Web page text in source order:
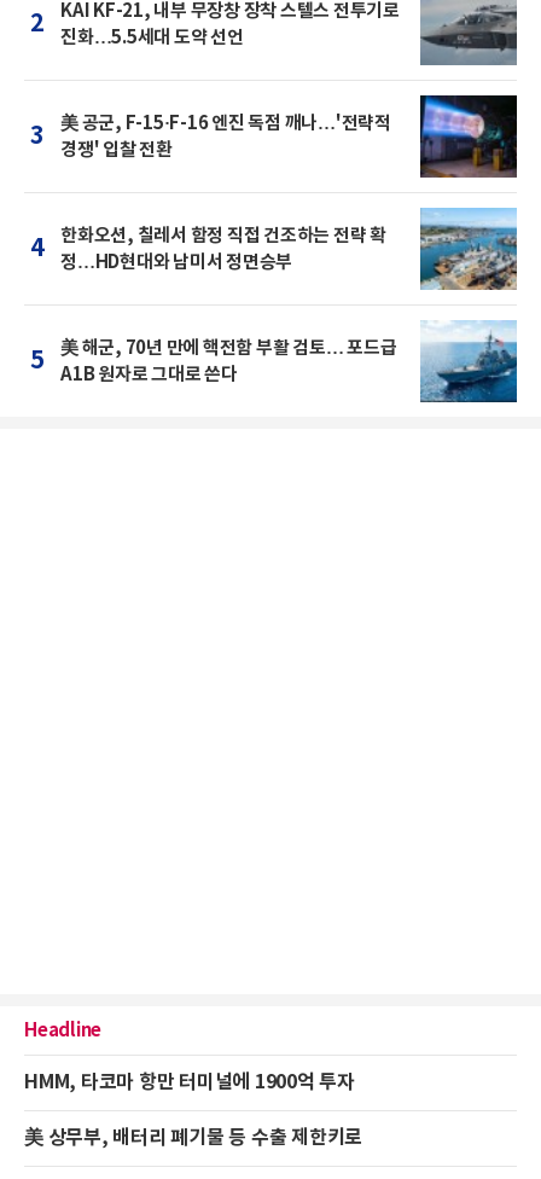
2
KAI KF-21, 내부 무장창 장착 스텔스 전투기로
진화…5.5세대 도약 선언
3
美 공군, F-15·F-16 엔진 독점 깨나…'전략적
경쟁' 입찰 전환
4
한화오션, 칠레서 함정 직접 건조하는 전략 확
정…HD현대와 남미서 정면승부
5
美 해군, 70년 만에 핵전함 부활 검토… 포드급
A1B 원자로 그대로 쓴다
Headline
HMM, 타코마 항만 터미널에 1900억 투자
美 상무부, 배터리 폐기물 등 수출 제한키로